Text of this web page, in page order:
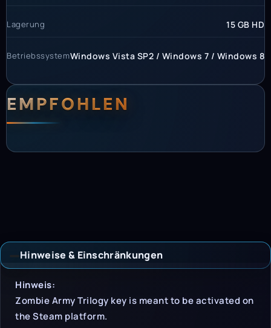
Lagerung 15 GB HD
BetriebssystemWindows Vista SP2 / Windows 7 / Windows 8
EMPFOHLEN
Hinweise & Einschränkungen
Hinweise &
Hinweis:
Zombie Army Trilogy key is meant to be activated on
the Steam platform.